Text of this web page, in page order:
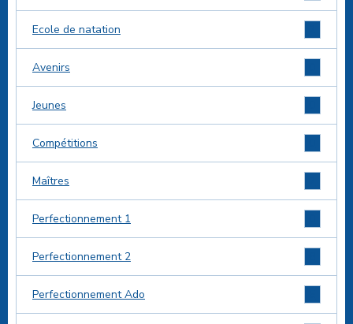
Ecole de natation
Avenirs
Jeunes
Compétitions
Maîtres
Perfectionnement 1
Perfectionnement 2
Perfectionnement Ado